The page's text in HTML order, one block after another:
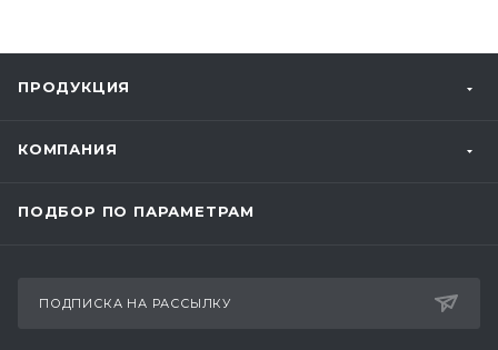
ПРОДУКЦИЯ
КОМПАНИЯ
ПОДБОР ПО ПАРАМЕТРАМ
ПОДПИСКА НА РАССЫЛКУ